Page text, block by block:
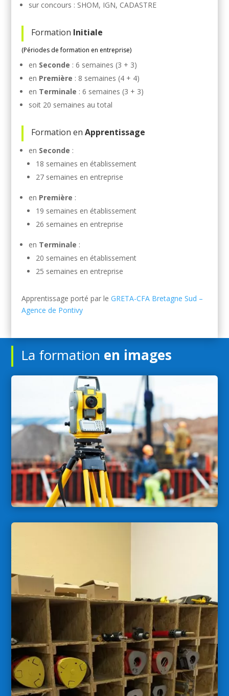
sur concours : SHOM, IGN, CADASTRE
Formation Initiale
(Périodes de formation en entreprise)
en Seconde : 6 semaines (3 + 3)
en Première : 8 semaines (4 + 4)
en Terminale : 6 semaines (3 + 3)
soit 20 semaines au total
Formation enApprentissage
en Seconde :
18 semaines en établissement
27 semaines en entreprise
en Première :
19 semaines en établissement
26 semaines en entreprise
en Terminale :
20 semaines en établissement
25 semaines en entreprise
Apprentissage porté par leGRETA-CFA Bretagne Sud –
Agence de Pontivy
La formation en images